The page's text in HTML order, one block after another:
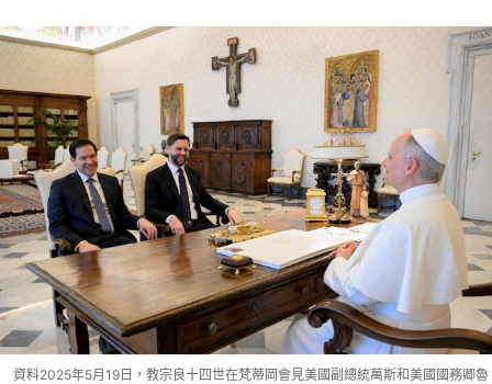
資料2025年5月19日，教宗良十四世在梵蒂岡會見美國副總統萬斯和美國國務卿魯